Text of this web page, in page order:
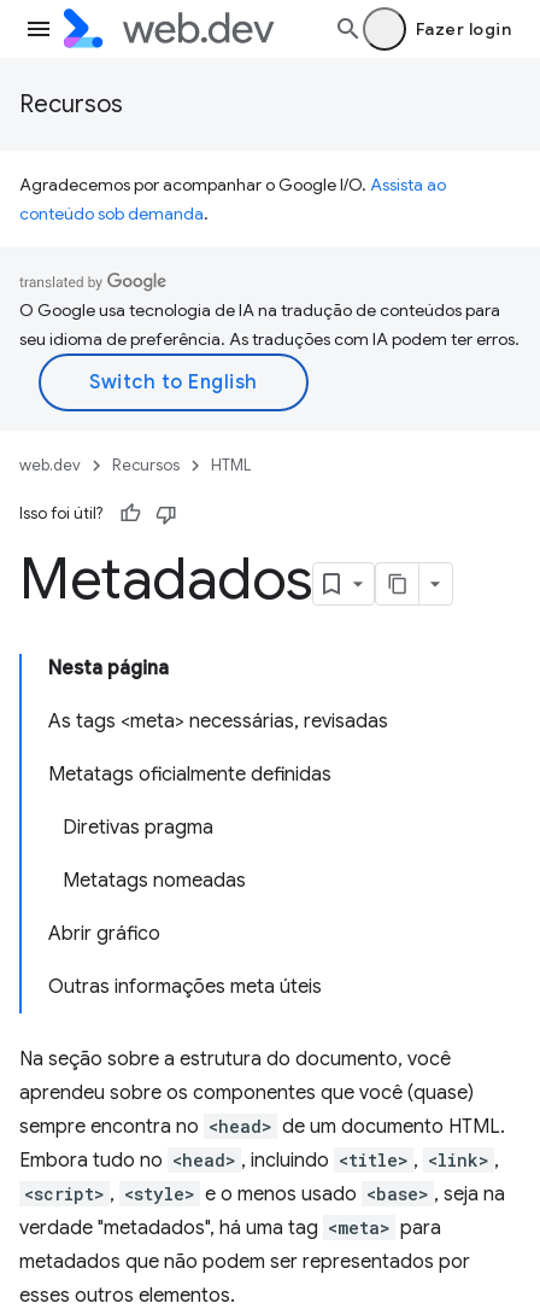
Fazer login
Recursos
Agradecemos por acompanhar o Google I/O. Assista ao
conteúdo sob demanda.
O Google usa tecnologia de IA na tradução de conteúdos para
seu idioma de preferência. As traduções com IA podem ter erros.
web.dev Recursos HTML
Isso foi útil?
Metadados
Nesta página
As tags <meta> necessárias, revisadas
Metatags oficialmente definidas
Diretivas pragma
Metatags nomeadas
Abrir gráfico
Outras informações meta úteis
Na seção sobre a estrutura do documento, você
aprendeu sobre os componentes que você (quase)
sempre encontra no <head> de um documento HTML.
Embora tudo no <head> , incluindo <title> , <link> ,
<script> , <style> e o menos usado <base> , seja na
verdade "metadados", há uma tag <meta> para
metadados que não podem ser representados por
esses outros elementos.